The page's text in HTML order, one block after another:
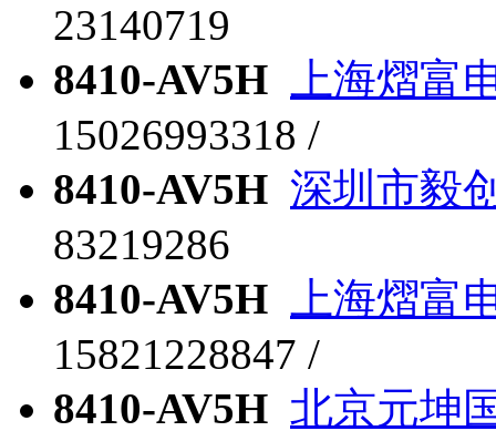
23140719
8410-AV5H
上海熠富
15026993318 /
8410-AV5H 深圳市毅
83219286
8410-AV5H
上海熠富
15821228847 /
8410-AV5H 北京元坤